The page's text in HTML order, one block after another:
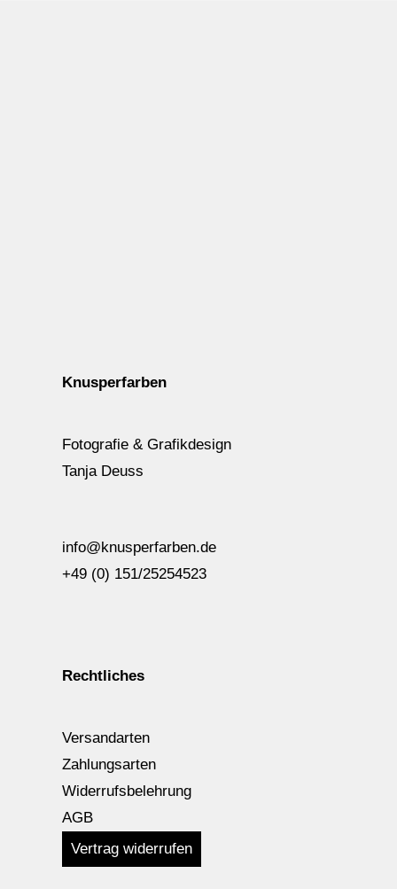
Knusperfarben
Fotografie & Grafikdesign
Tanja Deuss
info@knusperfarben.de
+49 (0) 151/25254523
Rechtliches
Versandarten
Zahlungsarten
Widerrufsbelehrung
AGB
Vertrag widerrufen